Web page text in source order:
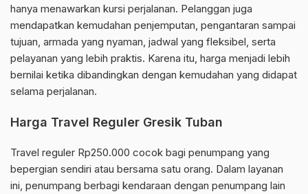
hanya menawarkan kursi perjalanan. Pelanggan juga
mendapatkan kemudahan penjemputan, pengantaran sampai
tujuan, armada yang nyaman, jadwal yang fleksibel, serta
pelayanan yang lebih praktis. Karena itu, harga menjadi lebih
bernilai ketika dibandingkan dengan kemudahan yang didapat
selama perjalanan.
Harga Travel Reguler Gresik Tuban
Travel reguler Rp250.000 cocok bagi penumpang yang
bepergian sendiri atau bersama satu orang. Dalam layanan
ini, penumpang berbagi kendaraan dengan penumpang lain